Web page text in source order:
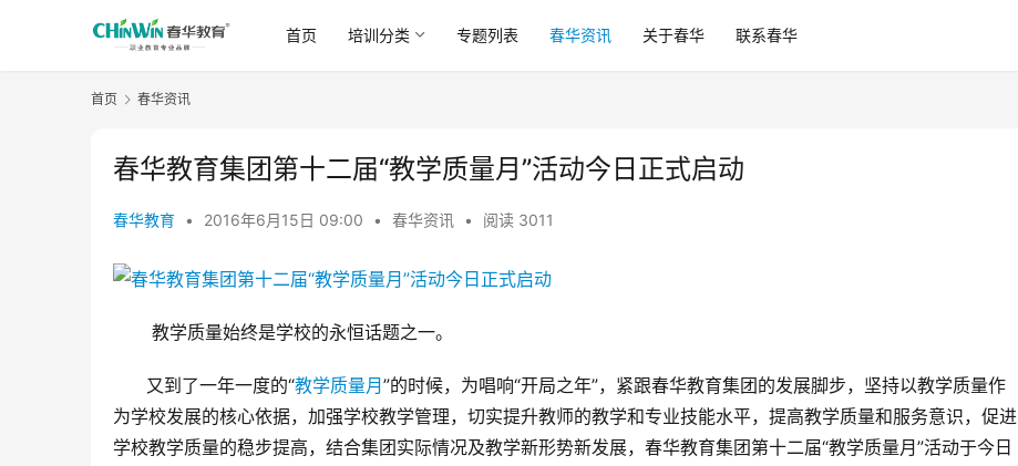
首页 培训分类 专题列表 春华资讯 关于春华 联系春华
首页 春华资讯
春华教育集团第十二届“教学质量月”活动今日正式启动
春华教育 • 2016年6月15日 09:00 • 春华资讯 • 阅读 3011
教学质量始终是学校的永恒话题之一。
又到了一年一度的“教学质量月 ”的时候，为唱响“开局之年”，紧跟春华教育集团的发展脚步，坚持以教学质量作
为学校发展的核心依据，加强学校教学管理，切实提升教师的教学和专业技能水平，提高教学质量和服务意识，促进
学校教学质量的稳步提高，结合集团实际情况及教学新形势新发展，春华教育集团第十二届“教学质量月”活动于今日